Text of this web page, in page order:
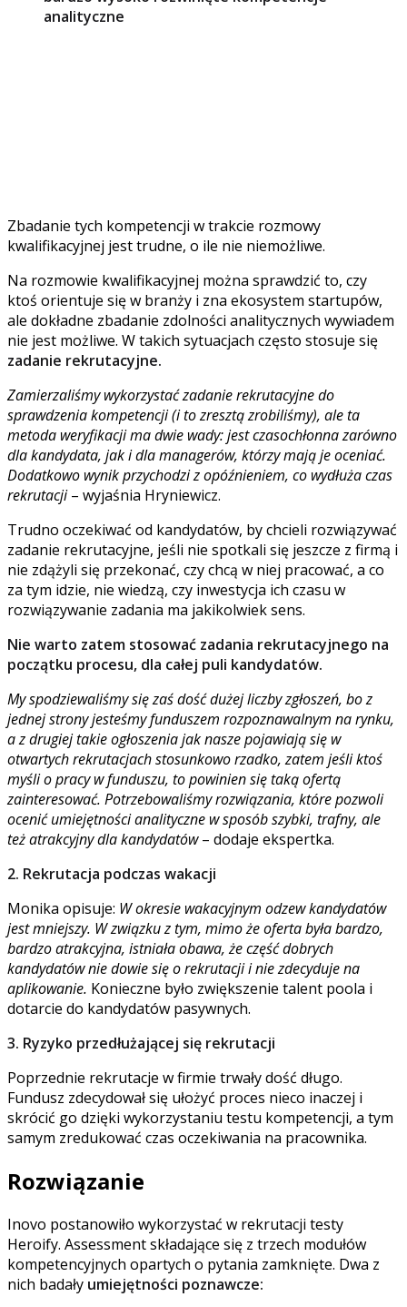
analityczne
Zbadanie tych kompetencji w trakcie rozmowy
kwalifikacyjnej jest trudne, o ile nie niemożliwe.
Na rozmowie kwalifikacyjnej można sprawdzić to, czy
ktoś orientuje się w branży i zna ekosystem startupów,
ale dokładne zbadanie zdolności analitycznych wywiadem
nie jest możliwe. W takich sytuacjach często stosuje się
zadanie rekrutacyjne.
Zamierzaliśmy wykorzystać zadanie rekrutacyjne do
sprawdzenia kompetencji (i to zresztą zrobiliśmy), ale ta
metoda weryfikacji ma dwie wady: jest czasochłonna zarówno
dla kandydata, jak i dla managerów, którzy mają je oceniać.
Dodatkowo wynik przychodzi z opóźnieniem, co wydłuża czas
rekrutacji– wyjaśnia Hryniewicz.
Trudno oczekiwać od kandydatów, by chcieli rozwiązywać
zadanie rekrutacyjne, jeśli nie spotkali się jeszcze z firmą i
nie zdążyli się przekonać, czy chcą w niej pracować, a co
za tym idzie, nie wiedzą, czy inwestycja ich czasu w
rozwiązywanie zadania ma jakikolwiek sens.
Nie warto zatem stosować zadania rekrutacyjnego na
początku procesu, dla całej puli kandydatów.
My spodziewaliśmy się zaś dość dużej liczby zgłoszeń, bo z
jednej strony jesteśmy funduszem rozpoznawalnym na rynku,
a z drugiej takie ogłoszenia jak nasze pojawiają się w
otwartych rekrutacjach stosunkowo rzadko, zatem jeśli ktoś
myśli o pracy w funduszu, to powinien się taką ofertą
zainteresować. Potrzebowaliśmy rozwiązania, które pozwoli
ocenić umiejętności analityczne w sposób szybki, trafny, ale
też atrakcyjny dla kandydatów– dodaje ekspertka.
2. Rekrutacja podczas wakacji
Monika opisuje: W okresie wakacyjnym odzew kandydatów
jest mniejszy. W związku z tym, mimo że oferta była bardzo,
bardzo atrakcyjna, istniała obawa, że część dobrych
kandydatów nie dowie się o rekrutacji i nie zdecyduje na
aplikowanie. Konieczne było zwiększenie talent poola i
dotarcie do kandydatów pasywnych.
3. Ryzyko przedłużającej się rekrutacji
Poprzednie rekrutacje w firmie trwały dość długo.
Fundusz zdecydował się ułożyć proces nieco inaczej i
skrócić go dzięki wykorzystaniu testu kompetencji, a tym
samym zredukować czas oczekiwania na pracownika.
Rozwiązanie
Inovo postanowiło wykorzystać w rekrutacji testy
Heroify. Assessment składające się z trzech modułów
kompetencyjnych opartych o pytania zamknięte. Dwa z
nich badały umiejętności poznawcze: